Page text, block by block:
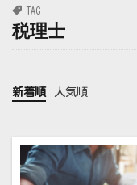
TAG
税理士
新着順 人気順